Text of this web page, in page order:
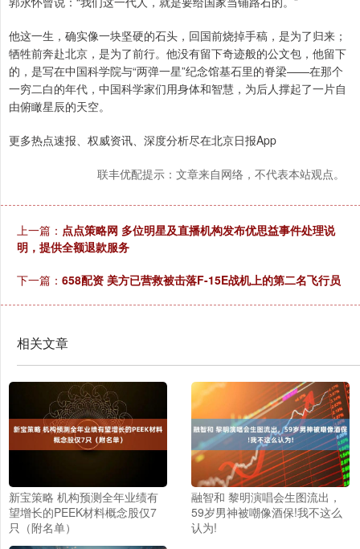
他这一生，确实像一块坚硬的石头，回国前烧掉手稿，是为了归来；
牺牲前奔赴北京，是为了前行。他没有留下奇迹般的公文包，他留下
的，是写在中国科学院与“两弹一星”纪念馆基石里的脊梁——在那个
一穷二白的年代，中国科学家们用身体和智慧，为后人撑起了一片自
由俯瞰星辰的天空。
更多热点速报、权威资讯、深度分析尽在北京日报App
联丰优配提示：文章来自网络，不代表本站观点。
上一篇： 点点策略网 多位明星及直播机构发布优思益事件处理说
明，提供全额退款服务
下一篇： 658配资 美方已营救被击落F-15E战机上的第二名飞行员
相关文章
新宝策略 机构预测全年业绩有
望增长的PEEK材料概念股仅7
只（附名单）
融智和 黎明演唱会生图流出，
59岁男神被嘲像酒保!我不这么
认为!